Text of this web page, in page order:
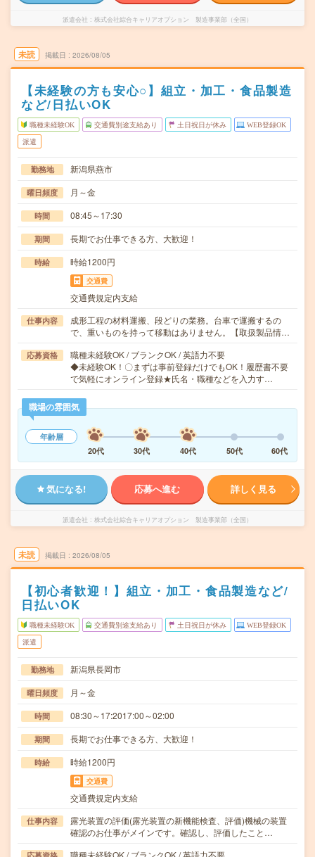
派遣会社 株式会社綜合キャリアオプション 製造事業部（全国）
未読 掲載日 2026/08/05
【未経験の方も安心○】組立・加工・食品製造
など/日払いOK
職種未経験OK 交通費別途支給あり 土日祝日が休み WEB登録OK
派遣
勤務地 新潟県燕市
曜日頻度 月～金
時間 08:45～17:30
期間 長期でお仕事できる方、大歓迎！
時給 時給1200円
交通費
交通費規定内支給
仕事内容
成形工程の材料運搬、段どりの業務。台車で運搬するの
で、重いものを持って移動はありません。【取扱製品情…
応募資格
職種未経験OK / ブランクOK / 英語力不要
◆未経験OK！〇まずは事前登録だけでもOK！履歴書不要
で気軽にオンライン登録★氏名・職種などを入力す…
職場の雰囲気
年齢層
20代
30代 40代 50代 60代
気になる! 応募へ進む 詳しく見る
派遣会社 株式会社綜合キャリアオプション 製造事業部（全国）
未読 掲載日 2026/08/05
【初心者歓迎！】組立・加工・食品製造など/
日払いOK
職種未経験OK 交通費別途支給あり 土日祝日が休み WEB登録OK
派遣
勤務地 新潟県長岡市
曜日頻度 月～金
時間 08:30～17:2017:00～02:00
期間 長期でお仕事できる方、大歓迎！
時給 時給1200円
交通費
交通費規定内支給
仕事内容
露光装置の評価(露光装置の新機能検査、評価)機械の装置
確認のお仕事がメインです。確認し、評価したこと…
職種未経験OK / ブランクOK / 英語力不要